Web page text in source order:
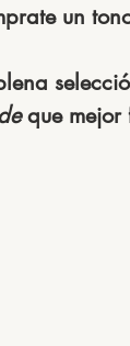
un
que mejor